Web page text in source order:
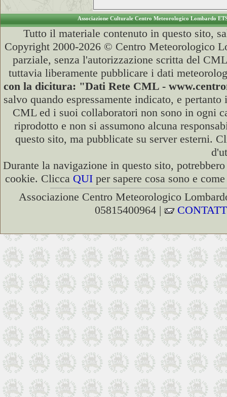
Associazione Culturale Centro Meteorologico Lombardo
Tutto il materiale contenuto in questo sito,
Copyright 2000-2026 © Centro Meteorologico
parziale, senza l'autorizzazione scritta del
tuttavia liberamente pubblicare i dati
con la dicitura: "Dati Rete CML -
salvo quando espressamente indicato, e
CML ed i suoi collaboratori non sono in ogni
riprodotto e non si assumono alcuna
questo sito, ma pubblicate su server esterni.
Durante la navigazione in questo sito,
cookie. Clicca QUI per sapere cosa sono e
Associazione Centro Meteorologico
05815400964 |